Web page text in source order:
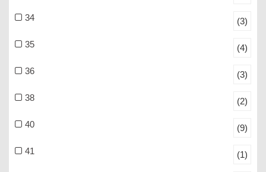
34 (3)
35 (4)
36 (3)
38 (2)
40 (9)
41 (1)